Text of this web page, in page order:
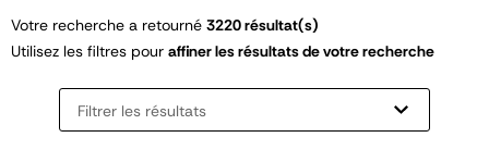
Votre recherche a retourné 3220 résultat(s)
Utilisez les filtres pour affiner les résultats de votre recherche
Filtrer les résultats